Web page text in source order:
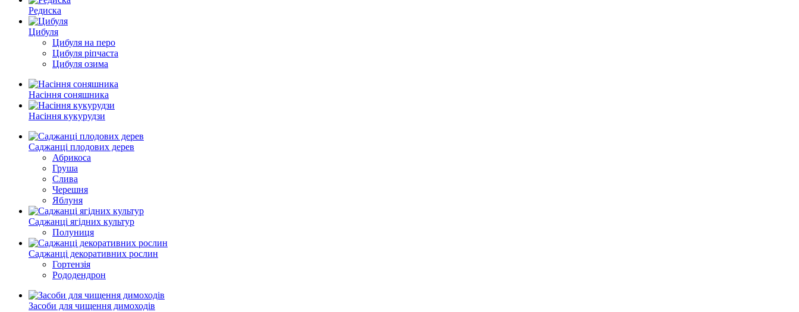
Редиска
Цибуля
Цибуля на перо
Цибуля ріпчаста
Цибуля озима
Насіння соняшника
Насіння кукурудзи
Саджанці плодових дерев
Абрикоса
Груша
Слива
Черешня
Яблуня
Саджанці ягідних культур
Полуниця
Саджанці декоративних рослин
Гортензія
Рододендрон
Засоби для чищення димоходів